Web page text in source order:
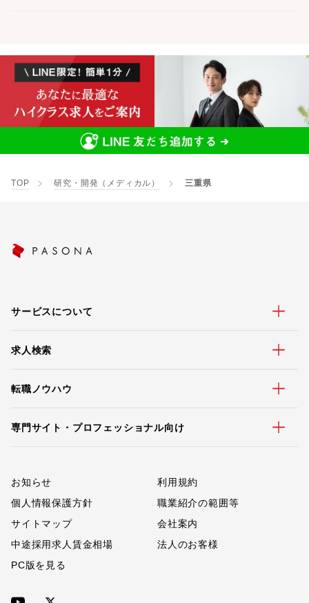
TOP 研究・開発（メディカル） 三重県
サービスについて
求人検索
転職ノウハウ
専門サイト・プロフェッショナル向け
お知らせ
利用規約
個人情報保護方針
職業紹介の範囲等
サイトマップ
会社案内
中途採用求人賃金相場
法人のお客様
PC版を見る